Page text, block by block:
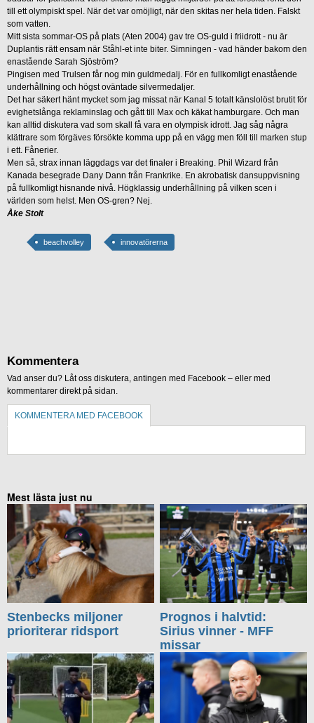
till ett olympiskt spel. När det var omöjligt, när den skitas ner hela tiden. Falskt
som vatten.
Mitt sista sommar-OS på plats (Aten 2004) gav tre OS-guld i friidrott - nu är
Duplantis rätt ensam när Ståhl-et inte biter. Simningen - vad händer bakom den
enastående Sarah Sjöström?
Pingisen med Trulsen får nog min guldmedalj. För en fullkomligt enastående
underhållning och högst oväntade silvermedaljer.
Det har säkert hänt mycket som jag missat när Kanal 5 totalt känslolöst brutit för
evighetslånga reklaminslag och gått till Max och käkat hamburgare. Och man
kan alltid diskutera vad som skall få vara en olympisk idrott. Jag såg några
klättrare som förgäves försökte komma upp på en vägg men föll till marken stup
i ett. Fånerier.
Men så, strax innan läggdags var det finaler i Breaking. Phil Wizard från
Kanada besegrade Dany Dann från Frankrike. En akrobatisk dansuppvisning
på fullkomligt hisnande nivå. Högklassig underhållning på vilken scen i
världen som helst. Men OS-gren? Nej.
Åke Stolt
beachvolley innovatörerna
Kommentera
Vad anser du? Låt oss diskutera, antingen med Facebook – eller med
kommentarer direkt på sidan.
KOMMENTERA MED FACEBOOK
Mest lästa just nu
Stenbecks miljoner
prioriterar ridsport
Prognos i halvtid:
Sirius vinner - MFF
missar